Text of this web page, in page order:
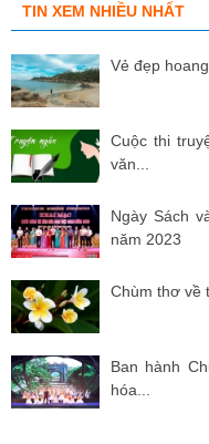
TIN XEM NHIỀU NHẤT
Vẻ đẹp
Cuộc thi
văn...
Ngày Sách
năm 2023
Chùm thơ về
Ban hành
hóa...